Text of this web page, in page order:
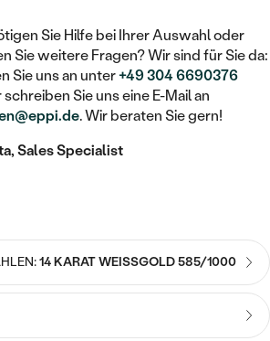
ZUM EINFASSEN
DIAMANTEN
DIAMANTEN
Sie Hilfe bei Ihrer Auswahl oder
Sie weitere Fragen? Wir sind für Sie da:
Sie uns an unter+49 304 6690376
Sie uns eine E-Mail an
. Wir beraten Sie gern!
Sales Specialist
14 KARAT WEISSGOLD 585/1000